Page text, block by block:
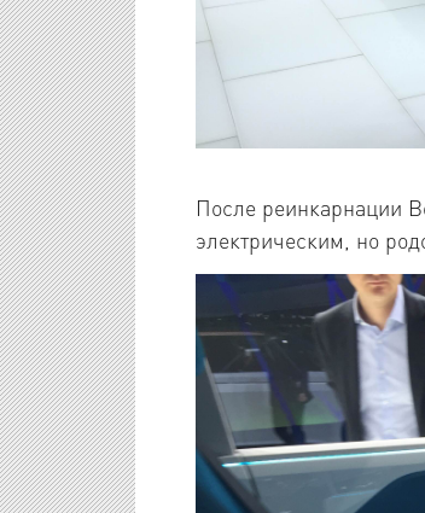
После реинкарнации
электрическим, но